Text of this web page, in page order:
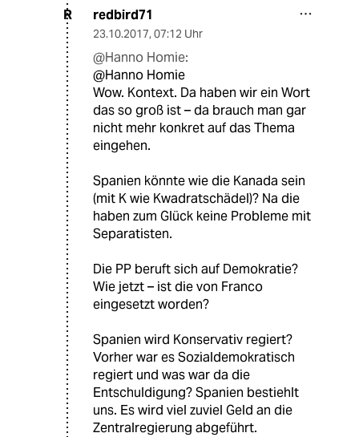
R redbird71
23.10.2017, 07:12 Uhr
@Hanno Homie:
@Hanno Homie
Wow. Kontext. Da haben wir ein Wort
das so groß ist – da brauch man gar
nicht mehr konkret auf das Thema
eingehen.
Spanien könnte wie die Kanada sein
(mit K wie Kwadratschädel)? Na die
haben zum Glück keine Probleme mit
Separatisten.
Die PP beruft sich auf Demokratie?
Wie jetzt – ist die von Franco
eingesetzt worden?
Spanien wird Konservativ regiert?
Vorher war es Sozialdemokratisch
regiert und was war da die
Entschuldigung? Spanien bestiehlt
uns. Es wird viel zuviel Geld an die
Zentralregierung abgeführt.